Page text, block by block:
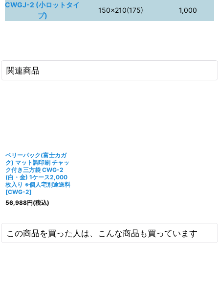
CWGJ-2 (小ロットタイ
プ)
150×210(175) 1,000
関連商品
ベリーパック(富士カガ
ク) マット調印刷 チャッ
ク付き三方袋 CWG-2
(白・金) 1ケース2,000
枚入り ※個人宅別途送料
[CWG-2]
56,988円(税込)
この商品を買った人は、こんな商品も買っています